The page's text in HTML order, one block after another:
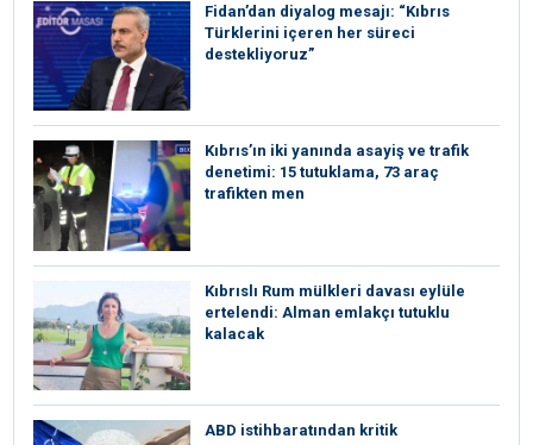
Fidan’dan diyalog mesajı: “Kıbrıs
Türklerini içeren her süreci
destekliyoruz”
Kıbrıs’ın iki yanında asayiş ve trafik
denetimi: 15 tutuklama, 73 araç
trafikten men
Kıbrıslı Rum mülkleri davası eylüle
ertelendi: Alman emlakçı tutuklu
kalacak
ABD istihbaratından kritik